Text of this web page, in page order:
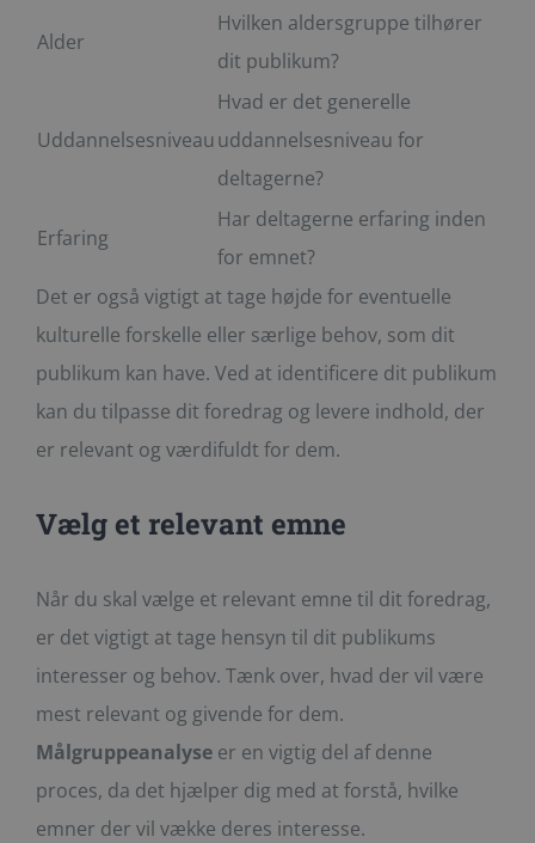
Alder
Hvilken aldersgruppe tilhører
dit publikum?
Uddannelsesniveau
Hvad er det generelle
uddannelsesniveau for
deltagerne?
Erfaring
Har deltagerne erfaring inden
for emnet?
Det er også vigtigt at tage højde for eventuelle
kulturelle forskelle eller særlige behov, som dit
publikum kan have. Ved at identificere dit publikum
kan du tilpasse dit foredrag og levere indhold, der
er relevant og værdifuldt for dem.
Vælg et relevant emne
Når du skal vælge et relevant emne til dit foredrag,
er det vigtigt at tage hensyn til dit publikums
interesser og behov. Tænk over, hvad der vil være
mest relevant og givende for dem.
Målgruppeanalyseer en vigtig del af denne
proces, da det hjælper dig med at forstå, hvilke
emner der vil vække deres interesse.